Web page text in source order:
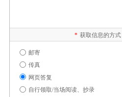
* 获取信息的方式
邮寄
传真
网页答复
自行领取/当场阅读、抄录